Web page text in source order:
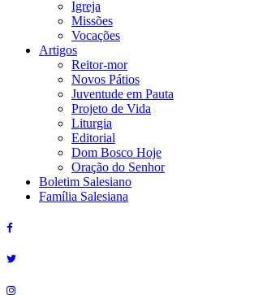
Igreja
Missões
Vocações
Artigos
Reitor-mor
Novos Pátios
Juventude em Pauta
Projeto de Vida
Liturgia
Editorial
Dom Bosco Hoje
Oração do Senhor
Boletim Salesiano
Família Salesiana